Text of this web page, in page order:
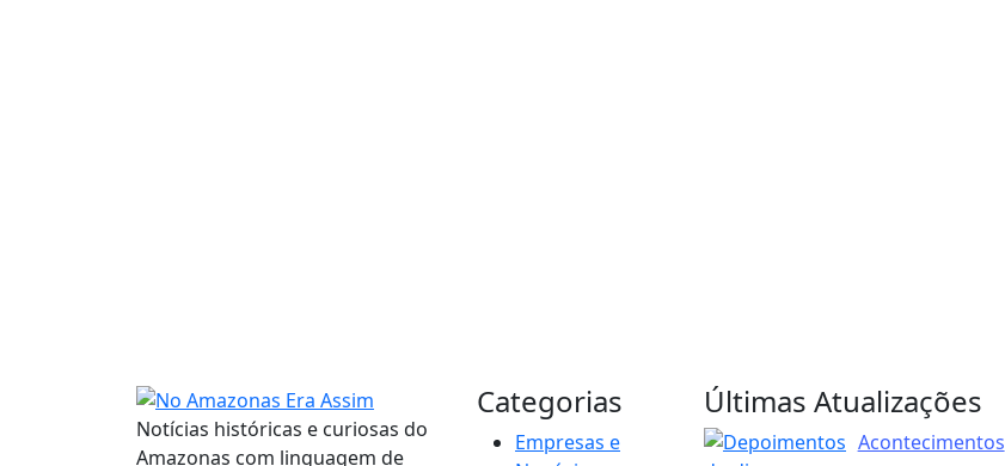
Notícias históricas e curiosas do
Amazonas com linguagem de
Categorias
Empresas e
Últimas Atualizações
Acontecimentos